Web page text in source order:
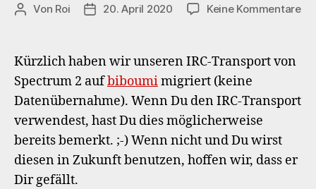
Beitragsautor
Von Roi Veröffentlichungsdatum
20. April 2020 Keine Kommentarezu
Kürzlich haben wir unseren IRC-Transport von
Spectrum 2 aufbiboumimigriert (keine
Datenübernahme). Wenn Du den IRC-Transport
verwendest, hast Du dies möglicherweise
bereits bemerkt. ;-) Wenn nicht und Du wirst
diesen in Zukunft benutzen, hoffen wir, dass er
Dir gefällt.